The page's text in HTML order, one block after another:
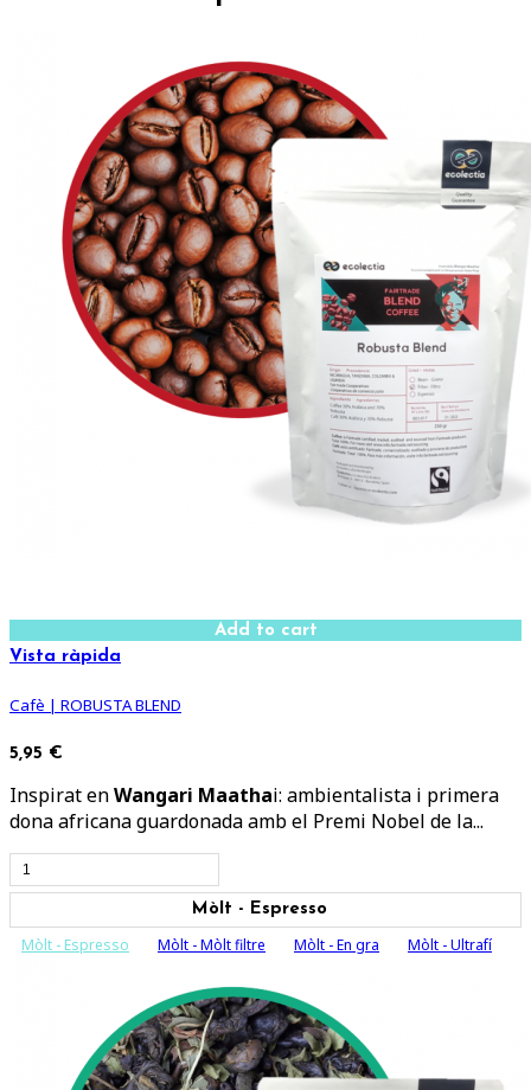
Add to cart
Vista ràpida
Cafè | ROBUSTA BLEND
5,95 €
Inspirat enWangari Maathai: ambientalista i primera
dona africana guardonada amb el Premi Nobel de la...
Mòlt - Espresso
Mòlt - Espresso Mòlt - Mòlt filtre Mòlt - En gra Mòlt - Ultrafí